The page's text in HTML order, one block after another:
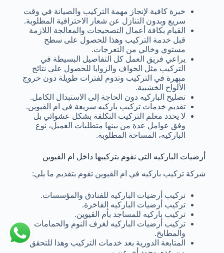
خبرة كافية لإنجاز مهمة التركيب والصيانة في وقت
سريع وبدون التنازل عن شعار الاحترافية المطلوبة.
القيام بكافة أعمال التصحيحات والمعالجة اللازمة
قبل خدمة التركيب وهذا للحصول على سطح
مستوي وخالي من التعرجات.
يراعي فريق العمل كل التفاصيل البسيطة في
التركيب مثل الحواف والزوايا للحصول على نتائج
مبهرة في التركيب وتدوم لفترات طويلة دون خروج
الألواح الخشبية.
تصليح الباركيه دون الحاجة إلى الاستبدال الكامل.
تقديم خدمات تركيب باركيه سريعة في ام القيوين.
لا يحدد معلم التركيب التكلفة بشكل عشوائي بل
وفق عوامل عدة من بينها متطلبات العميل، نوع
الباركيه، المساحة المطلوبة.
أرضيات الباركيه التي نقوم بتركيبها داخل ام القيوين
شركة تركيب باركيه في ام القيوين تقوم بتقديم ما يلي:
تركيب أرضيات الباركيه للفنادق والمؤسسات.
تركيب أرضيات الباركيه الفاخرة.
تركيب باركيه للمساجد بأم القيوين.
تركيب أرضيات الباركيه لغرف النوم والحمامات
والمطابخ.
المتابعة الدورية بعد خدمات التركيب وهذا للتحقق